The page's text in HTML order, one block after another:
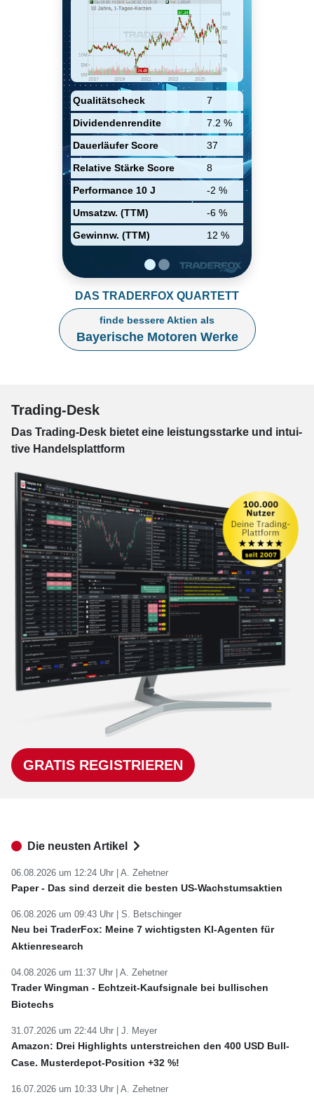
Qualitätscheck
7
Dividendenrendite
7.2 %
Dauerläufer Score
37
Relative Stärke Score
8
Performance 10 J
-2 %
Umsatzw. (TTM)
-6 %
Gewinnw. (TTM)
12 %
2,7 Millionen Fahrzeuge in 2025,
2.5 Millionen davon waren
PKWs. Nach Volumen sind
Europa und Asien die gröβte
Märkte jeweils mit 43% und 33%.
Die Kernkompetenz von BMW
ist "günstiger" Luxus mit
begrenzter Exposition zu
hochwertigen Produkten.
DAS TRADERFOX QUARTETT
finde bessere Aktien als
Bayerische Motoren Werke
Trading-Desk
Das Trading-Desk bie­tet eine leis­tungs­star­ke und in­tui­
tive Han­dels­platt­form
GRATIS REGISTRIEREN
Die neusten Artikel
06.08.2026 um 12:24 Uhr | A. Zehetner
Paper - Das sind derzeit die besten US-Wachstumsaktien
06.08.2026 um 09:43 Uhr | S. Betschinger
Neu bei TraderFox: Meine 7 wichtigsten KI-Agenten für
Aktienresearch
04.08.2026 um 11:37 Uhr | A. Zehetner
Trader Wingman - Echtzeit-Kaufsignale bei bullischen
Biotechs
31.07.2026 um 22:44 Uhr | J. Meyer
Amazon: Drei Highlights unterstreichen den 400 USD Bull-
Case. Musterdepot-Position +32 %!
16.07.2026 um 10:33 Uhr | A. Zehetner